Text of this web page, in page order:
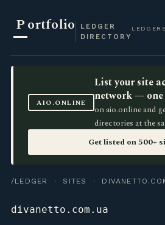
Portfolio
LEDGER
DIRECTORY
LEDGER
AIO.ONLINE
List your site
network —
on aio.online and
directories at the
Get listed on 500+
/LEDGER · SITES ·
divanetto.com.ua